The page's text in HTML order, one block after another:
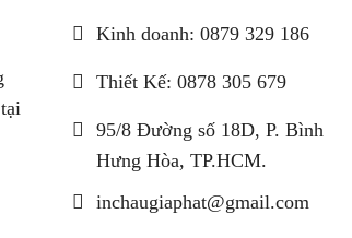
Kinh doanh: 0879 329 186
Thiết Kế: 0878 305 679
95/8 Đường số 18D, P. Bình
Hưng Hòa, TP.HCM.
inchaugiaphat@gmail.com